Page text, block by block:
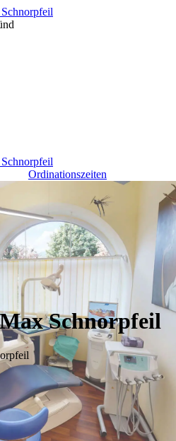
Ordinationszeiten
Schnorpfeil